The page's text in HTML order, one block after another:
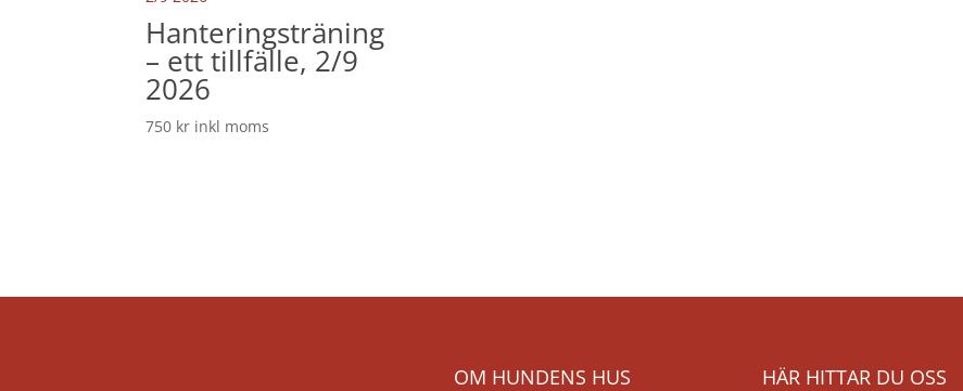
Hanteringsträning
– ett tillfälle, 2/9
2026
750 kr inkl moms
OM HUNDENS HUS HÄR HITTAR DU OSS